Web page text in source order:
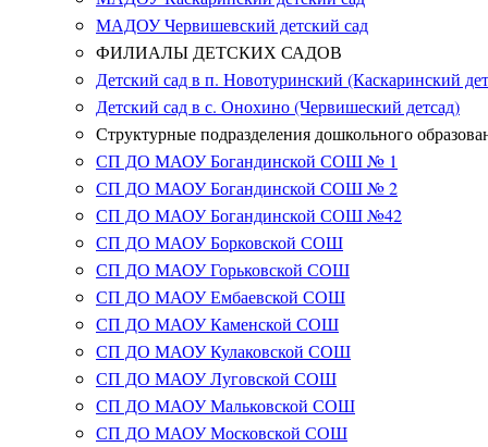
МАДОУ Червишевский детский сад
ФИЛИАЛЫ ДЕТСКИХ САДОВ
Детский сад в п. Новотуринский (Каскаринский
Детский сад в с. Онохино (Червишеский детсад)
Структурные подразделения дошкольного
СП ДО МАОУ Богандинской СОШ № 1
СП ДО МАОУ Богандинской СОШ № 2
СП ДО МАОУ Богандинской СОШ №42
СП ДО МАОУ Борковской СОШ
СП ДО МАОУ Горьковской СОШ
СП ДО МАОУ Ембаевской СОШ
СП ДО МАОУ Каменской СОШ
СП ДО МАОУ Кулаковской СОШ
СП ДО МАОУ Луговской СОШ
СП ДО МАОУ Мальковской СОШ
СП ДО МАОУ Московской СОШ